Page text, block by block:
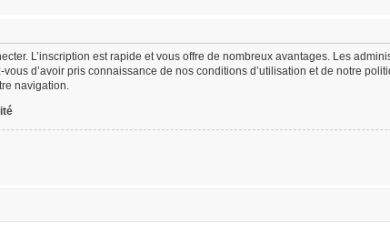
L’inscription est rapide et vous offre de nombreux avantages. Les
d’avoir pris connaissance de nos conditions d’utilisation et de notre
navigation.